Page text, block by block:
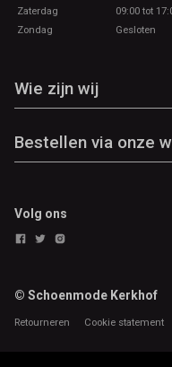
Zaterdag
09:00 tot
Zondag
Gesloten
Wie zijn wij
Bestellen via onze
Volg ons
© Schoenmode Kerkhof
Retourneren Cookie statement